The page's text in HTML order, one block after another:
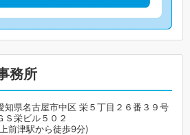
務所
知県名古屋市中区 栄５丁目２６番３９号
Ｓ栄ビル５０２
前津駅から徒歩9分)